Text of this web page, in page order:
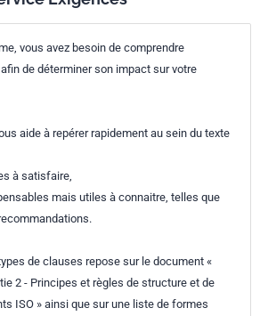
vous avez besoin de comprendre
de déterminer son impact sur votre
aide à repérer rapidement au sein du texte
à satisfaire,
mais utiles à connaitre, telles que
de clauses repose sur le document «
2 - Principes et règles de structure et de
ISO » ainsi que sur une liste de formes